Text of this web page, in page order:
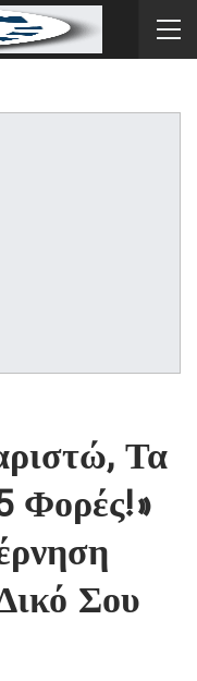
Τα
Φορές!»
Σου